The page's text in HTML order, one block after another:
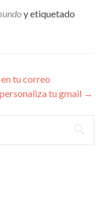
y etiquetado
tu correo
personaliza tu gmail →